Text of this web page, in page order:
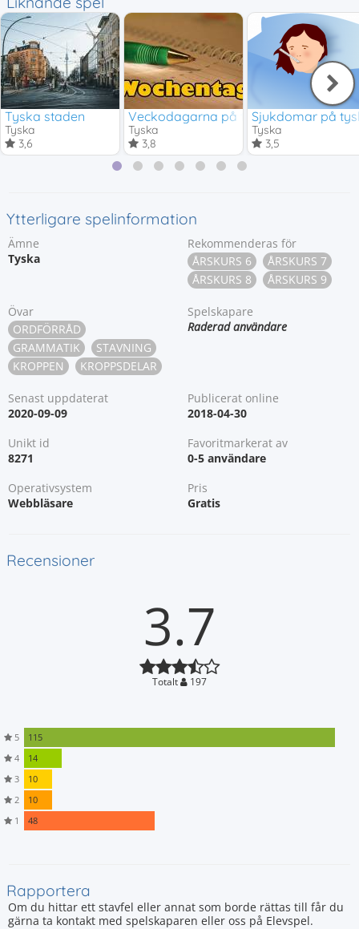
Tyska staden
Tyska
3,6
Veckodagarna på tyska
Tyska
3,8
Sjukdomar på
Tyska
3,5
Ytterligare spelinformation
Ämne
Tyska
Rekommenderas för
ÅRSKURS 6
ÅRSKURS 7
ÅRSKURS 8
ÅRSKURS 9
Övar
ORDFÖRRÅD
GRAMMATIK
STAVNING
KROPPEN
KROPPSDELAR
Spelskapare
Raderad användare
Senast uppdaterat
2020-09-09
Publicerat online
2018-04-30
Unikt id
8271
Favoritmarkerat av
0-5 användare
Operativsystem
Webbläsare
Pris
Gratis
Recensioner
3.7
Totalt 197
5
115
4
14
3
10
2
10
1
48
Rapportera
Om du hittar ett stavfel eller annat som borde rättas till får du
gärna ta kontakt med spelskaparen eller oss på Elevspel.